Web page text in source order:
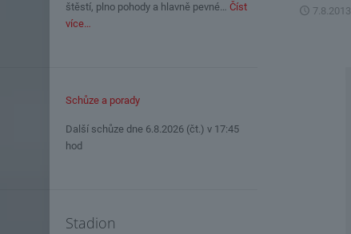
7.8.2013
štěstí, plno pohody a hlavně pevné… Číst
více…
Schůze a porady
Další schůze dne 6.8.2026 (čt.) v 17:45
hod
Stadion